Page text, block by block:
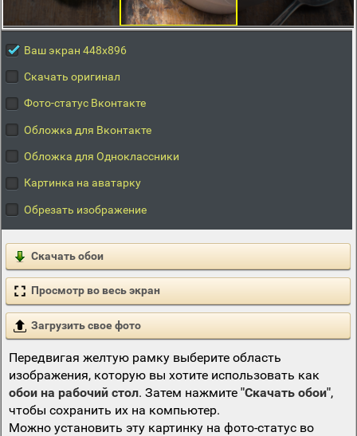
Ваш экран 448x896
Скачать оригинал
Фото-статус Вконтакте
Обложка для Вконтакте
Обложка для Одноклассники
Картинка на аватарку
Обрезать изображение
Скачать обои
Просмотр во весь экран
Загрузить свое фото
Передвигая желтую рамку выберите область
изображения, которую вы хотите использовать как
обои на рабочий стол. Затем нажмите "Скачать обои",
чтобы сохранить их на компьютер.
Можно установить эту картинку на фото-статус во